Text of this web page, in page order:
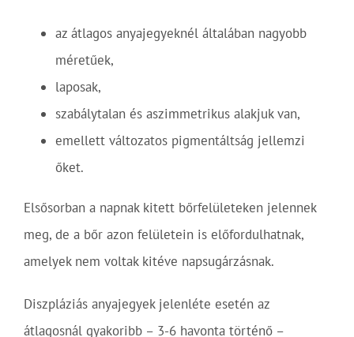
az átlagos anyajegyeknél általában nagyobb
méretűek,
laposak,
szabálytalan és aszimmetrikus alakjuk van,
emellett változatos pigmentáltság jellemzi
őket.
Elsősorban a napnak kitett bőrfelületeken jelennek
meg, de a bőr azon felületein is előfordulhatnak,
amelyek nem voltak kitéve napsugárzásnak.
Diszpláziás anyajegyek jelenléte esetén az
átlagosnál gyakoribb – 3-6 havonta történő –